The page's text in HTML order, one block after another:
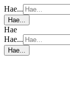
Hae...
Hae...
Hae
Hae...
Hae...